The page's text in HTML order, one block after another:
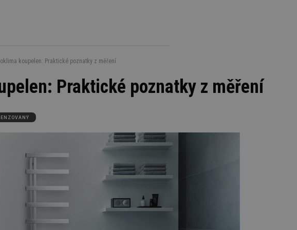
koupelen: Praktické poznatky z měření
Praktické poznatky z měření